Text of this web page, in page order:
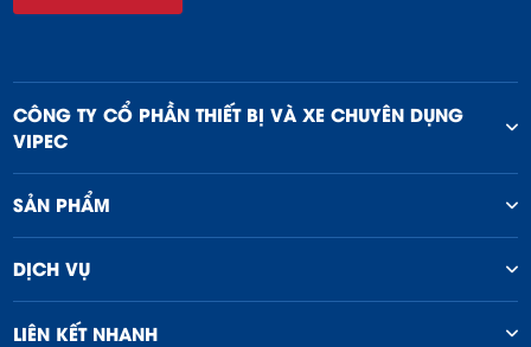
CÔNG TY CỔ PHẦN THIẾT BỊ VÀ XE CHUYÊN DỤNG
VIPEC
SẢN PHẨM
DỊCH VỤ
LIÊN KẾT NHANH